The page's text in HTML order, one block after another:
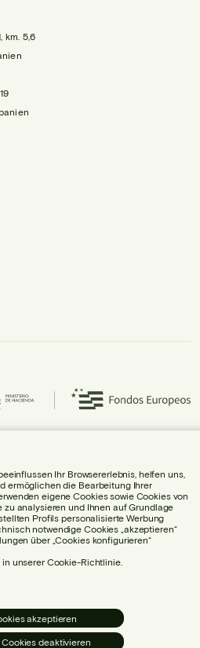
km. 5,6
zum wirtschaftlichen Wachstum des
beigetragen hat.
EINSTELLUNGEN
Ihr Browsererlebnis, helfen uns,
ermöglichen die Bearbeitung Ihrer
eigene Cookies sowie Cookies von
zu analysieren und Ihnen auf Grundlage
Profils personalisierte Werbung
notwendige Cookies „akzeptieren“
über „Cookies konfigurieren“
unserer Cookie-Richtlinie.
akzeptieren
deaktivieren